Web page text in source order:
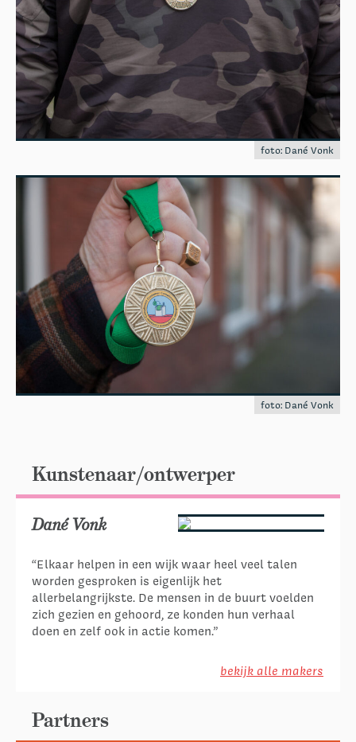
foto: Dané Vonk
foto: Dané Vonk
Kunstenaar/ontwerper
Dané Vonk
“Elkaar helpen in een wijk waar heel veel talen
worden gesproken is eigenlijk het
allerbelangrijkste. De mensen in de buurt voelden
zich gezien en gehoord, ze konden hun verhaal
doen en zelf ook in actie komen.”
bekijk alle makers
Partners